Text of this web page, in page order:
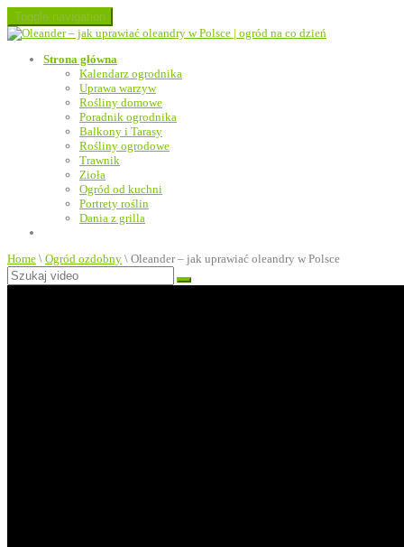
Toggle navigation
Strona główna
Kalendarz ogrodnika
Uprawa warzyw
Rośliny domowe
Poradnik ogrodnika
Balkony i Tarasy
Rośliny ogrodowe
Trawnik
Zioła
Ogród od kuchni
Portrety roślin
Dania z grilla
Home \ Ogród ozdobny \ Oleander – jak uprawiać oleandry w Polsce